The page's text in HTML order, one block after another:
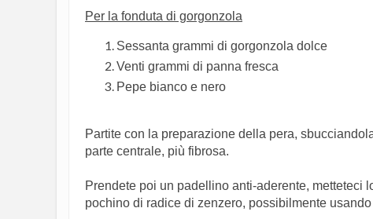
Per la fonduta di gorgonzola
Sessanta grammi di gorgonzola dolce
Venti grammi di panna fresca
Pepe bianco e nero
Partite con la preparazione della pera,
parte centrale, più fibrosa.
Prendete poi un padellino anti-aderente, metteteci
pochino di radice di zenzero, possibilmente